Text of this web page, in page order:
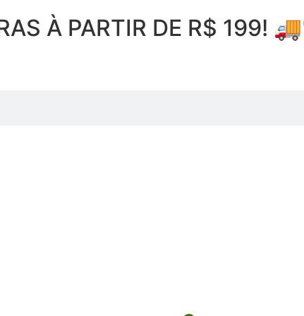
À PARTIR DE R$ 199!